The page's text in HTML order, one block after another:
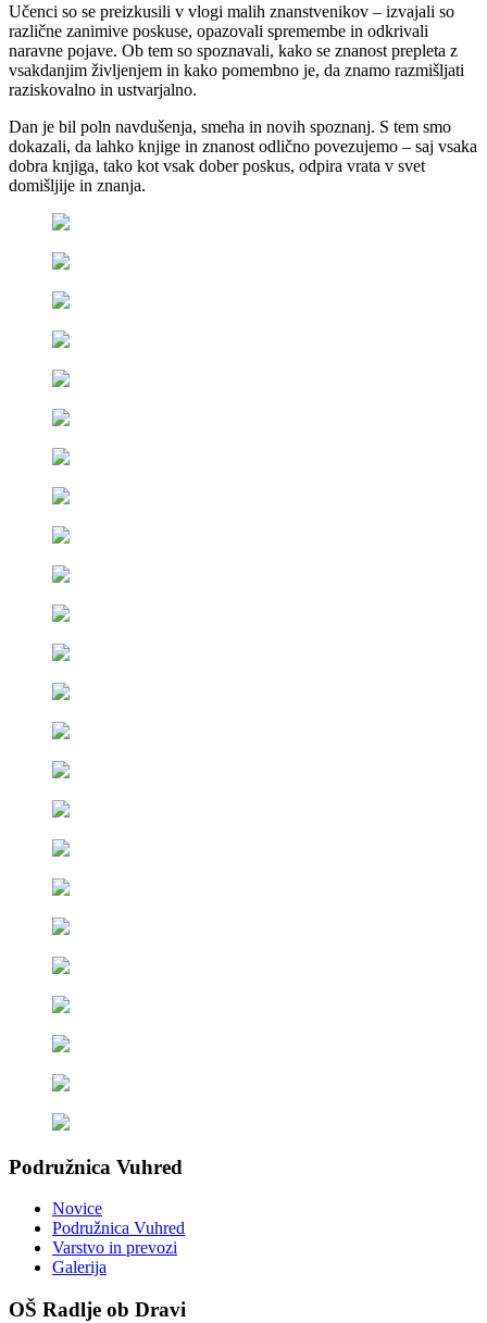
Učenci so se preizkusili v vlogi malih znanstvenikov – izvajali so
različne zanimive poskuse, opazovali spremembe in odkrivali
naravne pojave. Ob tem so spoznavali, kako se znanost prepleta z
vsakdanjim življenjem in kako pomembno je, da znamo razmišljati
raziskovalno in ustvarjalno.
Dan je bil poln navdušenja, smeha in novih spoznanj. S tem smo
dokazali, da lahko knjige in znanost odlično povezujemo – saj vsaka
dobra knjiga, tako kot vsak dober poskus, odpira vrata v svet
domišljije in znanja.
Podružnica Vuhred
Novice
Podružnica Vuhred
Varstvo in prevozi
Galerija
OŠ Radlje ob Dravi